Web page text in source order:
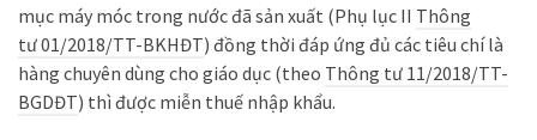
mục máy móc trong nước đã sản xuất (Phụ lục II Thông
tư 01/2018/TT-BKHĐT) đồng thời đáp ứng đủ các tiêu chí là
hàng chuyên dùng cho giáo dục (theo Thông tư 11/2018/TT-
BGDĐT) thì được miễn thuế nhập khẩu.